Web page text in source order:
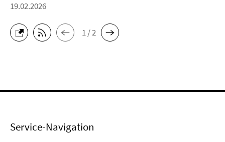
19.02.2026
1 / 2
Service-Navigation